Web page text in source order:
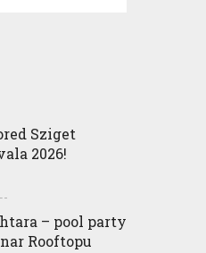
Sziget
2026!
– pool party
Rooftopu